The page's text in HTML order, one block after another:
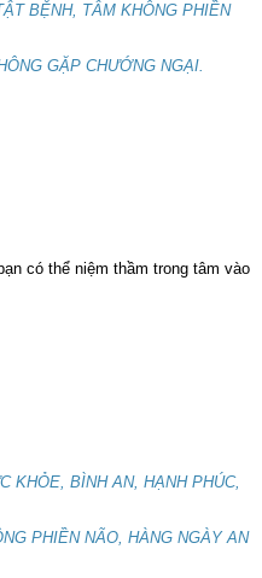
BỆNH, TÂM KHÔNG PHIỀN
GẶP CHƯỚNG NGẠI.
có thể niệm thầm trong tâm vào
KHỎE, BÌNH AN, HẠNH PHÚC,
PHIỀN NÃO, HÀNG NGÀY AN